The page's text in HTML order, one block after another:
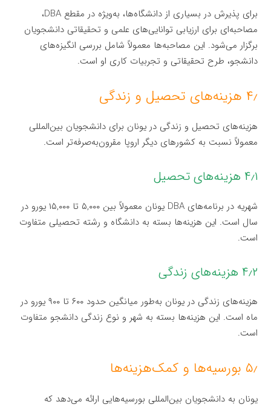
برای پذیرش در بسیاری از دانشگاه‌ها، به‌ویژه در مقطع DBA،
مصاحبه‌ای برای ارزیابی توانایی‌های علمی و تحقیقاتی دانشجویان
برگزار می‌شود. این مصاحبه‌ها معمولاً شامل بررسی انگیزه‌های
دانشجو، طرح تحقیقاتی و تجربیات کاری او است.
۴٫ هزینه‌های تحصیل و زندگی
هزینه‌های تحصیل و زندگی در یونان برای دانشجویان بین‌المللی
معمولاً نسبت به کشورهای دیگر اروپا مقرون‌به‌صرفه‌تر است.
۴٫۱ هزینه‌های تحصیل
شهریه در برنامه‌های DBA یونان معمولاً بین ۵,۰۰۰ تا ۱۵,۰۰۰ یورو در
سال است. این هزینه‌ها بسته به دانشگاه و رشته تحصیلی متفاوت
است.
۴٫۲ هزینه‌های زندگی
هزینه‌های زندگی در یونان به‌طور میانگین حدود ۶۰۰ تا ۹۰۰ یورو در
ماه است. این هزینه‌ها بسته به شهر و نوع زندگی دانشجو متفاوت
است.
۵٫ بورسیه‌ها و کمک‌هزینه‌ها
یونان به دانشجویان بین‌المللی بورسیه‌هایی ارائه می‌دهد که